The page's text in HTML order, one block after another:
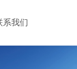
系我们